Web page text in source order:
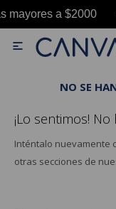
mayores a

NO SE
¡Lo sentimos!
Inténtalo nuevamente
otras secciones de